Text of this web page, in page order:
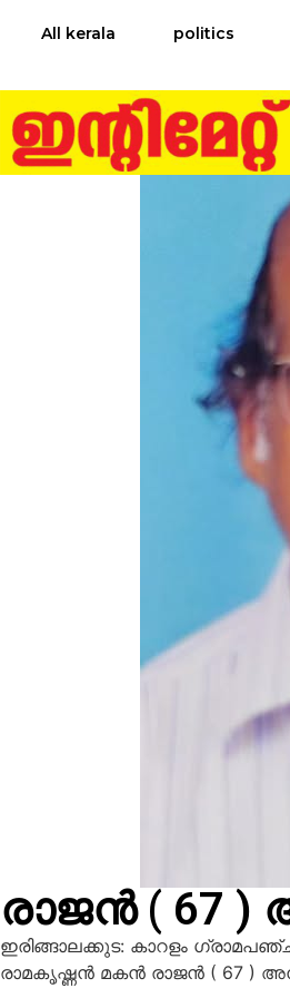
All kerala politics
രാജൻ ( 67 )
ഇരിങ്ങാലക്കുട: കാറളം
രാമകൃഷ്ണൻ മകൻ രാജൻ ( 67 )